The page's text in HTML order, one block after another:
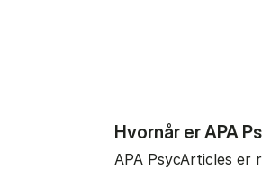
Hvornår er APA
APA PsycArticles er